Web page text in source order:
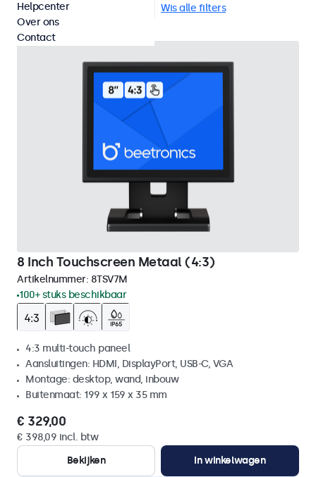
8 inch touchscreens Wis alle filters
8 Inch Touchscreen Metaal (4:3)
Artikelnummer: 8TSV7M
100+ stuks beschikbaar
4:3 multi-touch paneel
Aansluitingen: HDMI, DisplayPort, USB-C, VGA
Montage: desktop, wand, inbouw
Buitenmaat: 199 x 159 x 35 mm
€ 329,00
€ 398,09 incl. btw
Bekijken
In winkelwagen
Helpcenter
Over ons
Contact